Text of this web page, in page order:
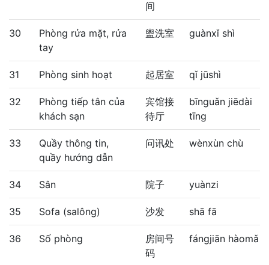
间
30
Phòng rửa mặt, rửa
tay
盥洗室 guànxǐ shì
31 Phòng sinh hoạt 起居室 qǐ jūshì
32
Phòng tiếp tân của
khách sạn
宾馆接
待厅
bīnguǎn jiēdài
tīng
33
Quầy thông tin,
quầy hướng dẫn
问讯处 wènxùn chù
34 Sân 院子 yuànzi
35 Sofa (salông) 沙发 shā fā
36 Số phòng
房间号
码
fángjiān hàomǎ